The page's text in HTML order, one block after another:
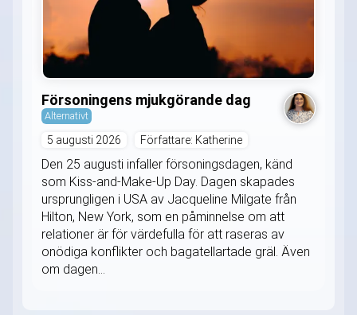
Försoningens mjukgörande dag
Alternativt
5 augusti 2026 Författare: Katherine
Den 25 augusti infaller försoningsdagen, känd
som Kiss-and-Make-Up Day. Dagen skapades
ursprungligen i USA av Jacqueline Milgate från
Hilton, New York, som en påminnelse om att
relationer är för värdefulla för att raseras av
onödiga konflikter och bagatellartade gräl. Även
om dagen...